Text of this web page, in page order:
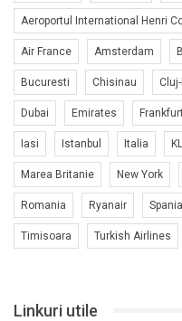
Aeroportul International Henri
Air France Amsterdam
Bucuresti Chisinau
Dubai Emirates
Iasi Istanbul Italia
Marea Britanie New York
Romania Ryanair Spania
Timisoara Turkish Airlines
Linkuri utile